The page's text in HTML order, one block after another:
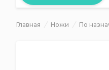
Главная Ножи По